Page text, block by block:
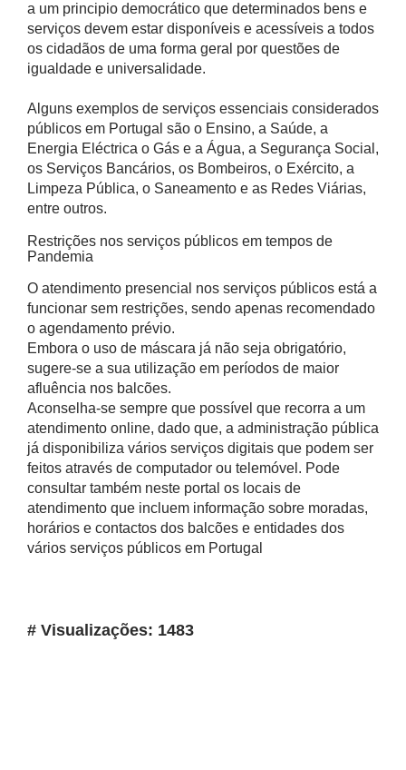
a um principio democrático que determinados bens e
serviços devem estar disponíveis e acessíveis a todos
os cidadãos de uma forma geral por questões de
igualdade e universalidade.
Alguns exemplos de serviços essenciais considerados
públicos em Portugal são o Ensino, a Saúde, a
Energia Eléctrica o Gás e a Água, a Segurança Social,
os Serviços Bancários, os Bombeiros, o Exército, a
Limpeza Pública, o Saneamento e as Redes Viárias,
entre outros.
Restrições nos serviços públicos em tempos de
Pandemia
O atendimento presencial nos serviços públicos está a
funcionar sem restrições, sendo apenas recomendado
o agendamento prévio.
Embora o uso de máscara já não seja obrigatório,
sugere-se a sua utilização em períodos de maior
afluência nos balcões.
Aconselha-se sempre que possível que recorra a um
atendimento online, dado que, a administração pública
já disponibiliza vários serviços digitais que podem ser
feitos através de computador ou telemóvel. Pode
consultar também neste portal os locais de
atendimento que incluem informação sobre moradas,
horários e contactos dos balcões e entidades dos
vários serviços públicos em Portugal
# Visualizações: 1483